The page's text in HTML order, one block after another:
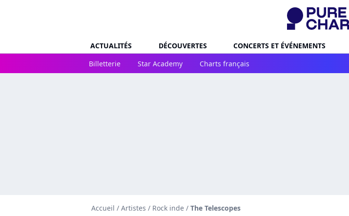
ACTUALITÉS DÉCOUVERTES CONCERTS ET ÉVÉNEMENTS
Billetterie
Star Academy Charts français
Accueil / Artistes / Rock inde / The Telescopes